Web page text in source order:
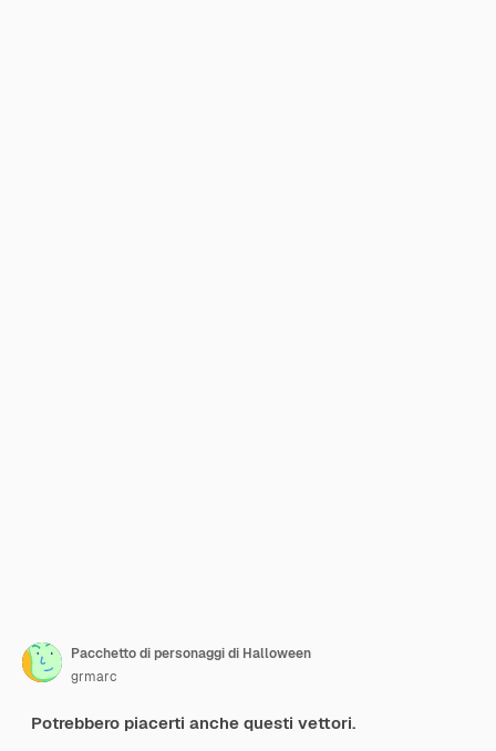
Pacchetto di personaggi di Halloween
grmarc
Potrebbero piacerti anche questi vettori.